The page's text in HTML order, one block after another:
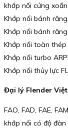
khớp nối cứng xoắn
Khớp nối bánh
Khớp nối bánh
Khớp nối toàn thép
Khớp nối turbo
Khớp nối thủy lực
Đại lý Flender
FAO, FAD, FAE,
khớp nối có độ đàn